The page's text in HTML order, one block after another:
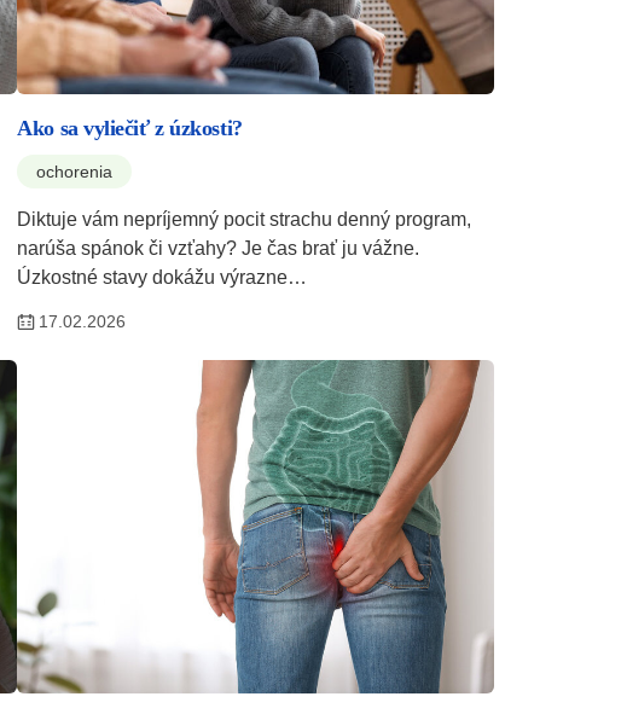
Ako sa vyliečiť z úzkosti?
ochorenia
Diktuje vám nepríjemný pocit strachu denný program,
narúša spánok či vzťahy? Je čas brať ju vážne.
Úzkostné stavy dokážu výrazne…
17.02.2026